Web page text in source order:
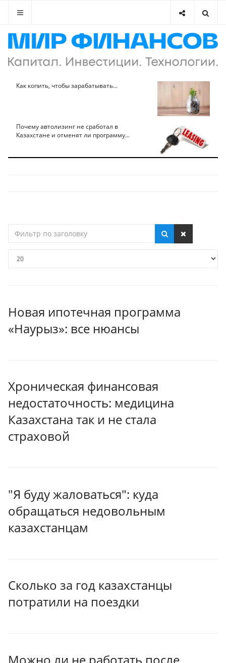
Как копить, чтобы зарабатывать...
Почему автолизинг не сработал в
Казахстане и отменят ли программу...
по
Новая ипотечная программа
«Наурыз»: все нюансы
Хроническая финансовая
недостаточность: медицина
Казахстана так и не стала
страховой
"Я буду жаловаться": куда
обращаться недовольным
казахстанцам
Сколько за год казахстанцы
потратили на поездки